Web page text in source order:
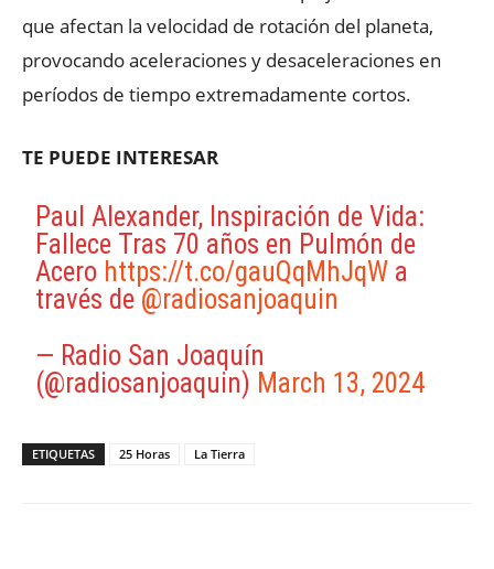
que afectan la velocidad de rotación del planeta,
provocando aceleraciones y desaceleraciones en
períodos de tiempo extremadamente cortos.
TE PUEDE INTERESAR
Paul Alexander, Inspiración de Vida:
Fallece Tras 70 años en Pulmón de
Acero https://t.co/gauQqMhJqW a
través de @radiosanjoaquin
— Radio San Joaquín
(@radiosanjoaquin) March 13, 2024
ETIQUETAS 25 Horas La Tierra